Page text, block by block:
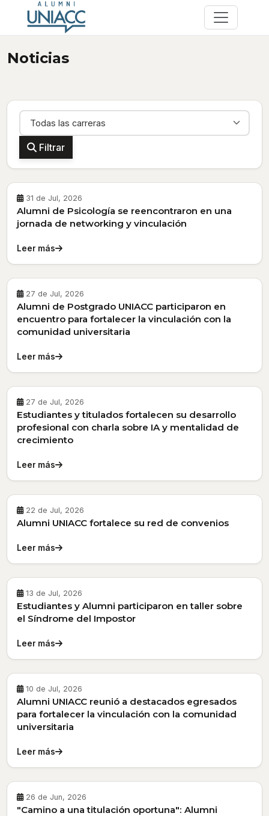
Noticias
Carrera
Filtrar
31 de Jul, 2026
Alumni de Psicología se reencontraron en una
jornada de networking y vinculación
Leer más
27 de Jul, 2026
Alumni de Postgrado UNIACC participaron en
encuentro para fortalecer la vinculación con la
comunidad universitaria
Leer más
27 de Jul, 2026
Estudiantes y titulados fortalecen su desarrollo
profesional con charla sobre IA y mentalidad de
crecimiento
Leer más
22 de Jul, 2026
Alumni UNIACC fortalece su red de convenios
Leer más
13 de Jul, 2026
Estudiantes y Alumni participaron en taller sobre
el Síndrome del Impostor
Leer más
10 de Jul, 2026
Alumni UNIACC reunió a destacados egresados
para fortalecer la vinculación con la comunidad
universitaria
Leer más
26 de Jun, 2026
"Camino a una titulación oportuna": Alumni